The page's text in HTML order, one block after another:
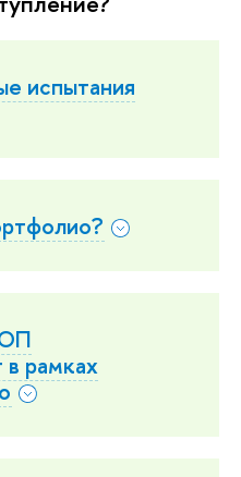
испытания
рамках